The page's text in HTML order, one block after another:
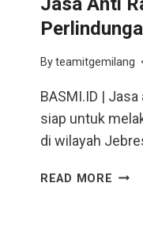
Byteamitgemilang
BASMI.ID |
siap untuk
di wilayah
READ MORE